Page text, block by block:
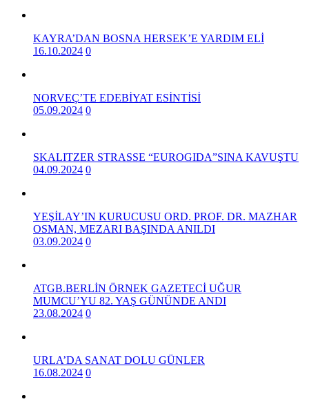
KAYRA’DAN BOSNA HERSEK’E YARDIM ELİ
16.10.2024 0
NORVEÇ’TE EDEBİYAT ESİNTİSİ
05.09.2024 0
SKALITZER STRASSE “EUROGIDA”SINA KAVUŞTU
04.09.2024 0
YEŞİLAY’IN KURUCUSU ORD. PROF. DR. MAZHAR
OSMAN, MEZARI BAŞINDA ANILDI
03.09.2024 0
ATGB.BERLİN ÖRNEK GAZETECİ UĞUR
MUMCU’YU 82. YAŞ GÜNÜNDE ANDI
23.08.2024 0
URLA’DA SANAT DOLU GÜNLER
16.08.2024 0